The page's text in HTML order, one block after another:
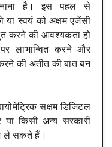
है। इस पहल से
या स्वयं को अक्षम एजेंसी
करने की आवश्यकता हो
लाभान्वित करने और
की अतीत की बात बन
सक्षम डिजिटल
किसी अन्य सरकारी
ले सकते हैं।